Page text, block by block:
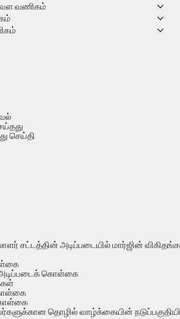
வள வணிகம்
செய்தி
சட்டத்தின் அடிப்படையில் மார்ஜின்
அடிப்படைக் கொள்கை
தொழில் வாழ்க்கையின்